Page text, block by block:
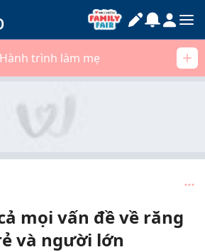
Hành trình làm mẹ
mọi vấn đề về răng
và người lớn